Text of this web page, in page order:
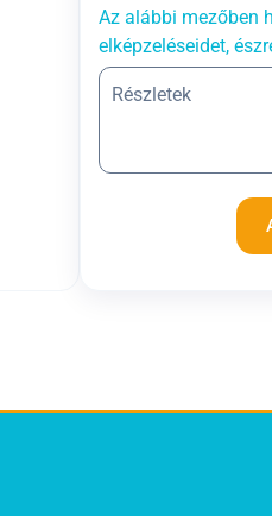
Az alábbi mezőben
elképzeléseidet,